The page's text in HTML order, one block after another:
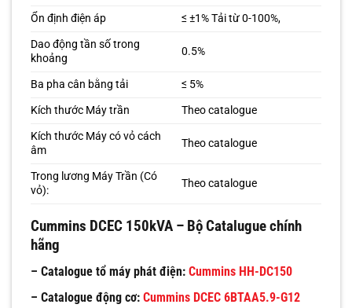
Ổn định điện áp
≤ ±1% Tải từ 0-100%,
Dao động tần số trong
khoảng
0.5%
Ba pha cân bằng tải
≤ 5%
Kích thước Máy trần
Theo catalogue
Kích thước Máy có vỏ cách
âm
Theo catalogue
Trong lương Máy Trần (Có
vỏ):
Theo catalogue
Cummins DCEC 150kVA – Bộ Catalugue chính
hãng
– Catalogue tổ máy phát điện: Cummins HH-DC150
– Catalogue động cơ: Cummins DCEC 6BTAA5.9-G12